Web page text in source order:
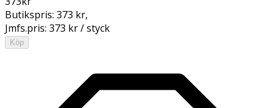
Butikspris: 373 kr,
Jmfs.pris: 373 kr / styck
Köp